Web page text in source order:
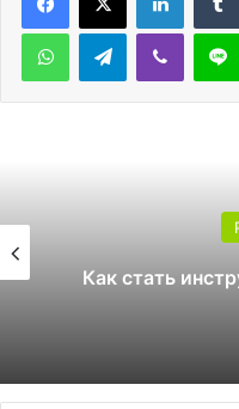
WhatsAppTelegramViber
сноуборду